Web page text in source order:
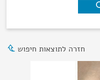
חזרה לתוצאות חיפוש